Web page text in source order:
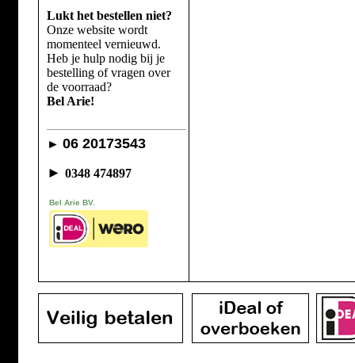
Lukt het bestellen niet?
Onze website wordt
momenteel vernieuwd.
Heb je hulp nodig bij je
bestelling of vragen over
de voorraad?
Bel Arie!
► 06 20173543
► 0348 474897
Bel Arie BV.